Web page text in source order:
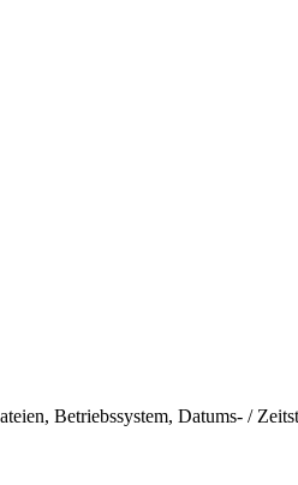
Betriebssystem, Datums- /